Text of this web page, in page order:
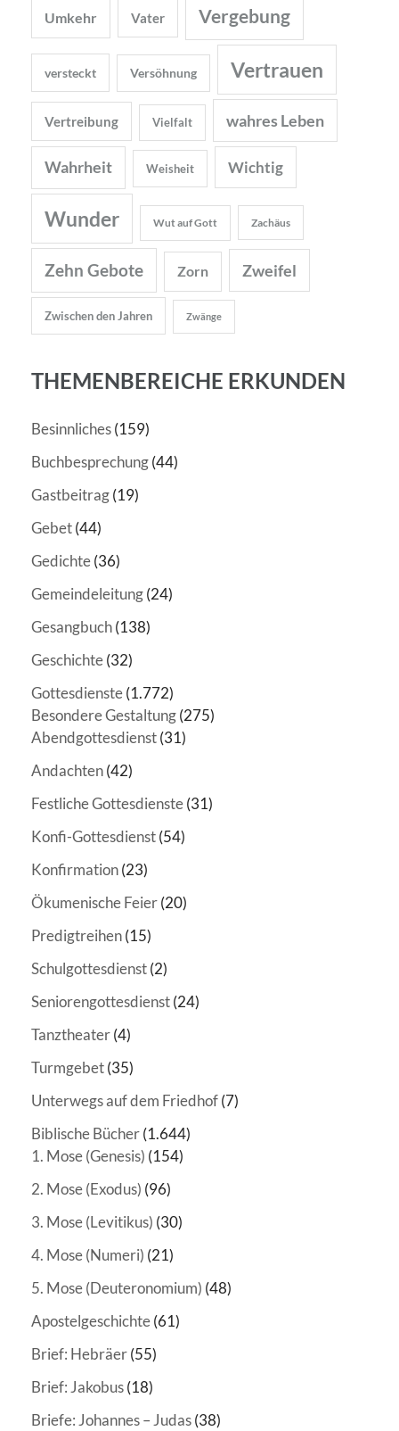
Umkehr Vater Vergebung
versteckt Versöhnung Vertrauen
Vertreibung Vielfalt wahres Leben
Wahrheit Weisheit Wichtig
Wunder Wut auf Gott Zachäus
Zehn Gebote Zorn Zweifel
Zwischen den Jahren Zwänge
THEMENBEREICHE ERKUNDEN
Besinnliches(159)
Buchbesprechung(44)
Gastbeitrag(19)
Gebet(44)
Gedichte(36)
Gemeindeleitung(24)
Gesangbuch(138)
Geschichte(32)
Gottesdienste(1.772)
Besondere Gestaltung(275)
Abendgottesdienst(31)
Andachten(42)
Festliche Gottesdienste(31)
Konfi-Gottesdienst(54)
Konfirmation(23)
Ökumenische Feier(20)
Predigtreihen(15)
Schulgottesdienst(2)
Seniorengottesdienst(24)
Tanztheater(4)
Turmgebet(35)
Unterwegs auf dem Friedhof(7)
Biblische Bücher(1.644)
1. Mose (Genesis) (154)
2. Mose (Exodus) (96)
3. Mose (Levitikus) (30)
4. Mose (Numeri) (21)
5. Mose (Deuteronomium) (48)
Apostelgeschichte(61)
Brief: Hebräer(55)
Brief: Jakobus(18)
Briefe: Johannes – Judas(38)